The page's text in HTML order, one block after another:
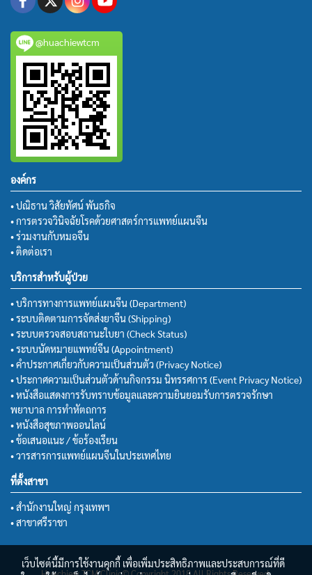
@huachiewtcm
องค์กร
• ปณิธาน วิสัยทัศน์ พันธกิจ
• การตรวจวินิจฉัยโรคด้วยศาสตร์การแพทย์แผนจีน
• ร่วมงานกับหมอจีน
• ติดต่อเรา
บริการสำหรับผู้ป่วย
• บริการทางการแพทย์แผนจีน (Department)
• ระบบติดตามการจัดส่งยาจีน (Shipping)
• ระบบตรวจสอบสถานะใบยา (Check Status)
• ระบบนัดหมายแพทย์จีน (Appointment)
• คำประกาศเกี่ยวกับความเป็นส่วนตัว (Privacy Notice)
• ประกาศความเป็นส่วนตัวด้านกิจกรรม นิทรรศการ (Event Privacy Notice)
• หนังสือแสดงการรับทราบข้อมูลและความยินยอมรับการตรวจรักษา
พยาบาล การทำหัตถการ
• หนังสือสุขภาพออนไลน์
• ข้อเสนอแนะ / ข้อร้องเรียน
• วารสารการแพทย์แผนจีนในประเทศไทย
ที่ตั้งสาขา
• สำนักงานใหญ่ กรุงเทพฯ
• สาขาศรีราชา
เว็บไซต์นี้มีการใช้งานคุกกี้ เพื่อเพิ่มประสิทธิภาพและประสบการณ์ที่ดี